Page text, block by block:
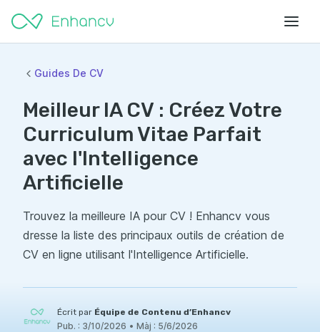
Guides De CV
Meilleur IA CV : Créez Votre
Curriculum Vitae Parfait
avec l'Intelligence
Artificielle
Trouvez la meilleure IA pour CV ! Enhancv vous
dresse la liste des principaux outils de création de
CV en ligne utilisant l'Intelligence Artificielle.
Écrit par Équipe de Contenu d’Enhancv
Pub. : 3/10/2026 • Màj : 5/6/2026